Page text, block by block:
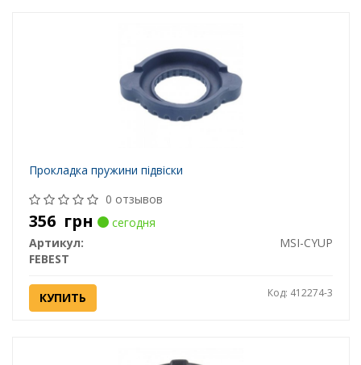
Прокладка пружини підвіски
0 отзывов
356 грн
сегодня
Артикул:
MSI-CYUP
FEBEST
КУПИТЬ Код: 412274-3